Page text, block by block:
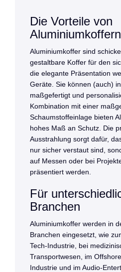
Die Vorteile von
Aluminiumkoffern
Aluminiumkoffer sind
gestaltbare Koffer für den
die elegante Präsentation
Geräte. Sie können (auch)
maßgefertigt und
Kombination mit einer
Schaumstoffeinlage bieten
hohes Maß an Schutz. Die
Ausstrahlung sorgt dafür,
nur sicher verstaut sind,
auf Messen oder bei
präsentiert werden.
Für
Branchen
Aluminiumkoffer werden in
Branchen eingesetzt, wie
Tech-Industrie, bei
Transportwesen, im
Industrie und im Audio-